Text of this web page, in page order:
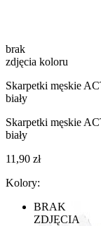
brak
zdjęcia koloru
Skarpetki męskie
biały
Skarpetki męskie
biały
11,90 zł
Kolory:
BRAK
ZDJĘCIA